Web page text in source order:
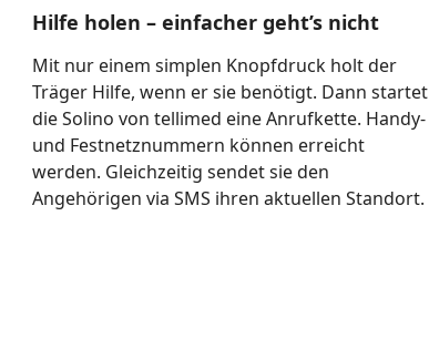
Hilfe holen – einfacher geht’s nicht
Mit nur einem simplen Knopfdruck holt der
Träger Hilfe, wenn er sie benötigt. Dann startet
die Solino von tellimed eine Anrufkette. Handy-
und Festnetznummern können erreicht
werden. Gleichzeitig sendet sie den
Angehörigen via SMS ihren aktuellen Standort.